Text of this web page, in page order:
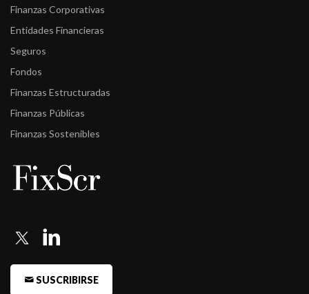
Finanzas Corporativas
Entidades Financieras
Seguros
Fondos
Finanzas Estructuradas
Finanzas Públicas
Finanzas Sostenibles
SUSCRIBIRSE